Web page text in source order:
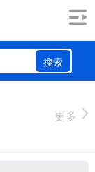
搜索
更多